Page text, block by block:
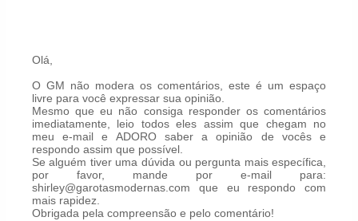
Olá,
O GM não modera os comentários, este é um espaço
livre para você expressar sua opinião.
Mesmo que eu não consiga responder os comentários
imediatamente, leio todos eles assim que chegam no
meu e-mail e ADORO saber a opinião de vocês e
respondo assim que possível.
Se alguém tiver uma dúvida ou pergunta mais específica,
por favor, mande por e-mail para:
shirley@garotasmodernas.com que eu respondo com
mais rapidez.
Obrigada pela compreensão e pelo comentário!